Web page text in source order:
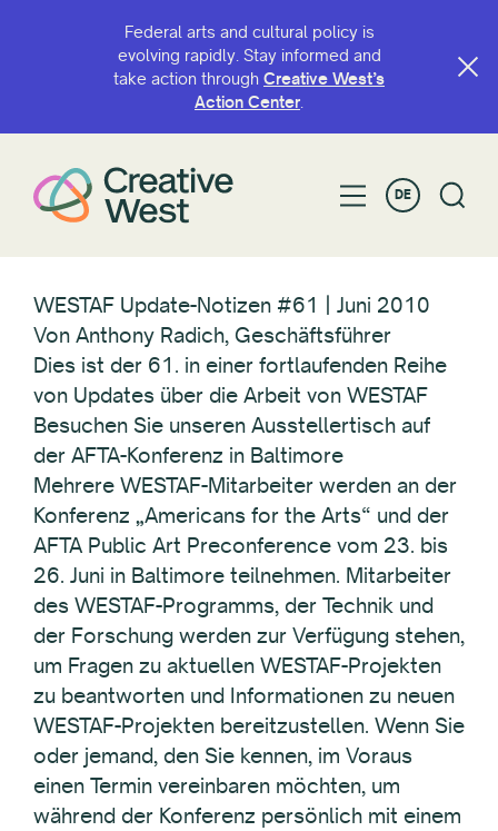
Federal arts and cultural policy is
evolving rapidly. Stay informed and
take action through Creative West’s
Action Center.
DE
WESTAF Update-Notizen #61 | Juni 2010
Von Anthony Radich, Geschäftsführer
Dies ist der 61. in einer fortlaufenden Reihe
von Updates über die Arbeit von WESTAF
Besuchen Sie unseren Ausstellertisch auf
der AFTA-Konferenz in Baltimore
Mehrere WESTAF-Mitarbeiter werden an der
Konferenz „Americans for the Arts“ und der
AFTA Public Art Preconference vom 23. bis
26. Juni in Baltimore teilnehmen. Mitarbeiter
des WESTAF-Programms, der Technik und
der Forschung werden zur Verfügung stehen,
um Fragen zu aktuellen WESTAF-Projekten
zu beantworten und Informationen zu neuen
WESTAF-Projekten bereitzustellen. Wenn Sie
oder jemand, den Sie kennen, im Voraus
einen Termin vereinbaren möchten, um
während der Konferenz persönlich mit einem